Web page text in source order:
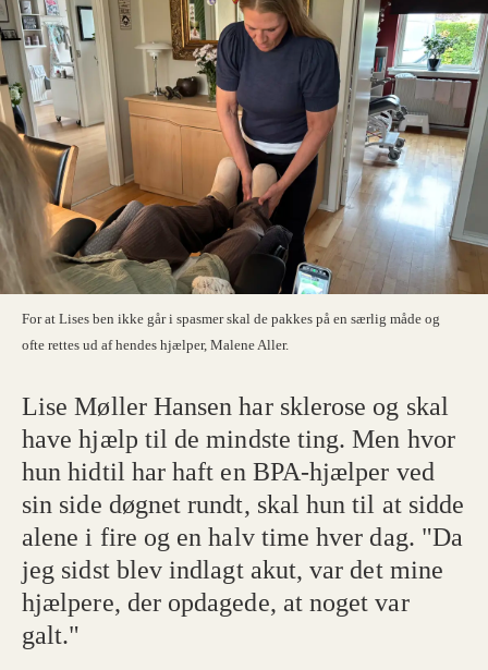
For at Lises ben ikke går i spasmer skal de pakkes på en særlig måde og
ofte rettes ud af hendes hjælper, Malene Aller.
Lise Møller Hansen har sklerose og skal
have hjælp til de mindste ting. Men hvor
hun hidtil har haft en BPA-hjælper ved
sin side døgnet rundt, skal hun til at sidde
alene i fire og en halv time hver dag. "Da
jeg sidst blev indlagt akut, var det mine
hjælpere, der opdagede, at noget var
galt."